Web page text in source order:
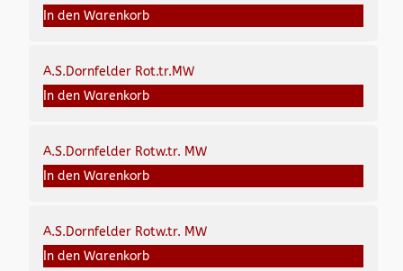
In den Warenkorb
A.S.Dornfelder Rot.tr.MW
In den Warenkorb
A.S.Dornfelder Rotw.tr. MW
In den Warenkorb
A.S.Dornfelder Rotw.tr. MW
In den Warenkorb